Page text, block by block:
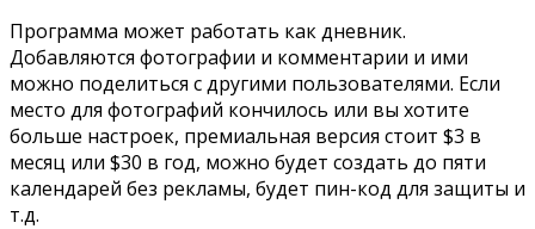
Программа может работать как дневник.
Добавляются фотографии и комментарии и ими
можно поделиться с другими пользователями. Если
место для фотографий кончилось или вы хотите
больше настроек, премиальная версия стоит $3 в
месяц или $30 в год, можно будет создать до пяти
календарей без рекламы, будет пин-код для защиты и
т.д.